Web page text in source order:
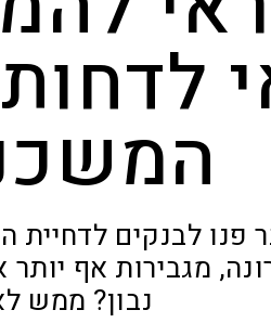
פנו לבנקים
מגבירות אף
נבון? ממש